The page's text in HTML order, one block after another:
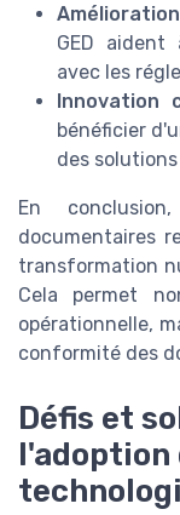
GED
avec les
Innovation
bénéficier
des
En
documentaires
transformation
Cela permet
opérationnelle,
conformité des
Défis et
l'adoption